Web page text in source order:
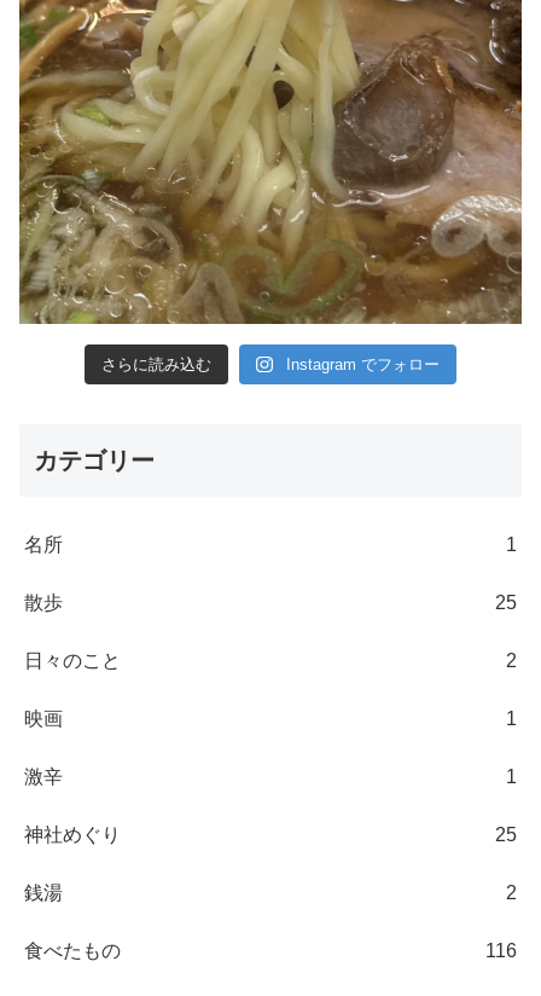
さらに読み込む Instagram でフォロー
カテゴリー
名所 1
散歩 25
日々のこと 2
映画 1
激辛 1
神社めぐり 25
銭湯 2
食べたもの 116